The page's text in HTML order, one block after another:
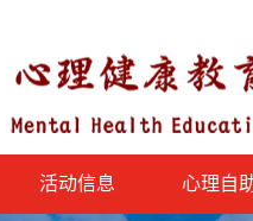
活动信息 心理自